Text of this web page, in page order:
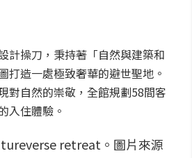
計操刀，秉持著「自然與建築和
打造一處極致奢華的避世聖地。
對自然的崇敬，全館規劃58間客
入住體驗。